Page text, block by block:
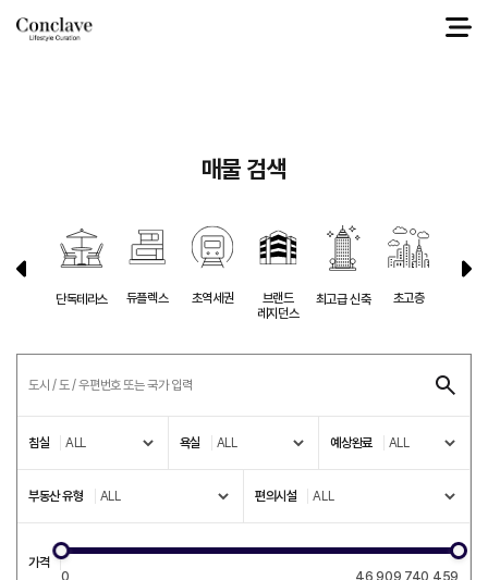
a.ci_ix = '11' and a.sl_ko_price between 0 and 46909740459 order by
a.sl_fix_top desc, a.sl_datetime desc
매물 검색
단독테라스 듀플렉스 초역세권
브랜드
레지던스
최고급 신축 초고층
침실 욕실 예상완료
부동산 유형 편의시설
가격